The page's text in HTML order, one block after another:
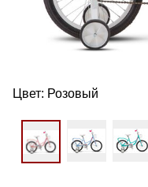
Цвет: Розовый